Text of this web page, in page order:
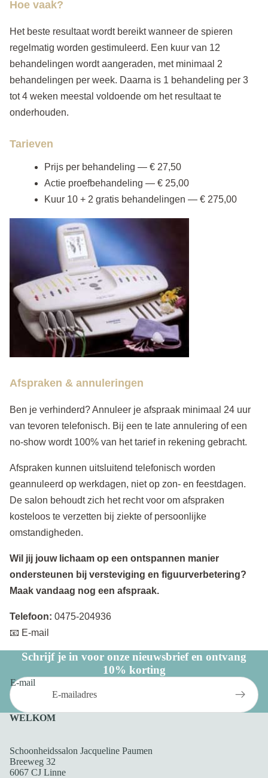
Hoe vaak?
Het beste resultaat wordt bereikt wanneer de spieren
regelmatig worden gestimuleerd. Een kuur van 12
behandelingen wordt aangeraden, met minimaal 2
behandelingen per week. Daarna is 1 behandeling per 3
tot 4 weken meestal voldoende om het resultaat te
onderhouden.
Tarieven
Prijs per behandeling — € 27,50
Actie proefbehandeling — € 25,00
Kuur 10 + 2 gratis behandelingen — € 275,00
Afspraken & annuleringen
Ben je verhinderd? Annuleer je afspraak minimaal 24 uur
van tevoren telefonisch. Bij een te late annulering of een
no-show wordt 100% van het tarief in rekening gebracht.
Afspraken kunnen uitsluitend telefonisch worden
geannuleerd op werkdagen, niet op zon- en feestdagen.
De salon behoudt zich het recht voor om afspraken
kosteloos te verzetten bij ziekte of persoonlijke
omstandigheden.
Wil jij jouw lichaam op een ontspannen manier
ondersteunen bij versteviging en figuurverbetering?
Maak vandaag nog een afspraak.
Telefoon: 0475-204936
📧 E-mail
Schrijf je in voor onze nieuwsbrief en ontvang
10% korting
E-mail
WELKOM
Schoonheidssalon Jacqueline Paumen
Breeweg 32
6067 CJ Linne